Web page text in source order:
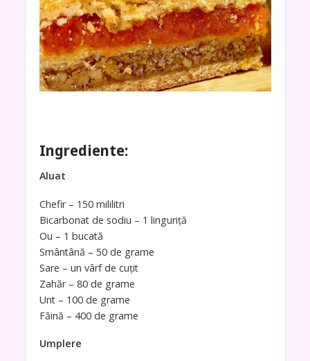
Ingrediente:
Aluat
Chefir – 150 mililitri
Bicarbonat de sodiu – 1 linguriță
Ou – 1 bucată
Smântână – 50 de grame
Sare – un vârf de cuțit
Zahăr – 80 de grame
Unt – 100 de grame
Făină – 400 de grame
Umplere